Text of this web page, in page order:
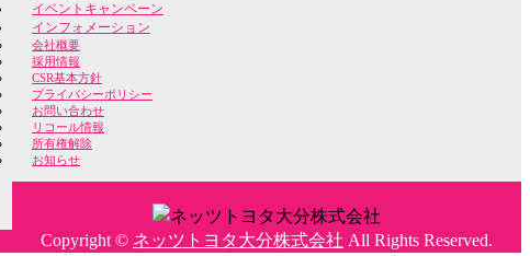
イベントキャンペーン
インフォメーション
会社概要
採用情報
CSR基本方針
プライバシーポリシー
お問い合わせ
リコール情報
所有権解除
お知らせ
Copyright © ネッツトヨタ大分株式会社 All Rights Reserved.